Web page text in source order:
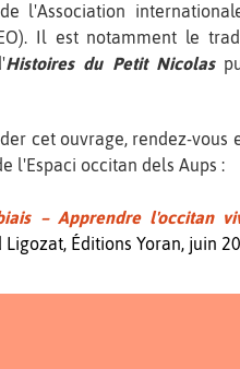
l'Association
Il est notamment le
Histoires du Petit Nicolas
cet ouvrage, rendez-vous
l'Espaci occitan dels Aups :
– Apprendre l'occitan
Ligozat, Éditions Yoran, juin